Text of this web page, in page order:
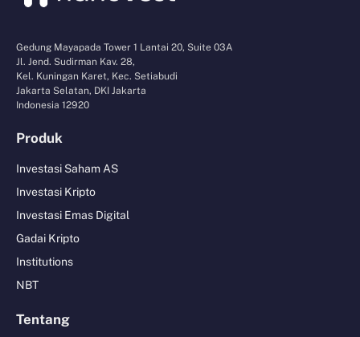
Gedung Mayapada Tower 1 Lantai 20, Suite 03A
Jl. Jend. Sudirman Kav. 28,
Kel. Kuningan Karet, Kec. Setiabudi
Jakarta Selatan, DKI Jakarta
Indonesia 12920
Produk
Investasi Saham AS
Investasi Kripto
Investasi Emas Digital
Gadai Kripto
Institutions
NBT
Tentang